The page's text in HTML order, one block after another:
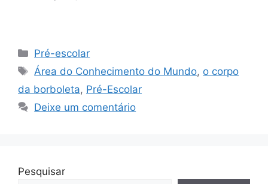
Categorias
Pré-escolar
Etiquetas
Área do Conhecimento do Mundo, o corpo
da borboleta, Pré-Escolar
Deixe um comentário
Pesquisar